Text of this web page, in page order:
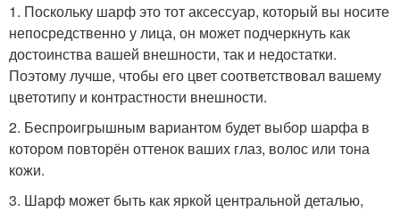
1. Поскольку шарф это тот аксессуар, который вы носите
непосредственно у лица, он может подчеркнуть как
достоинства вашей внешности, так и недостатки.
Поэтому лучше, чтобы его цвет соответствовал вашему
цветотипу и контрастности внешности.
2. Беспроигрышным вариантом будет выбор шарфа в
котором повторён оттенок ваших глаз, волос или тона
кожи.
3. Шарф может быть как яркой центральной деталью,